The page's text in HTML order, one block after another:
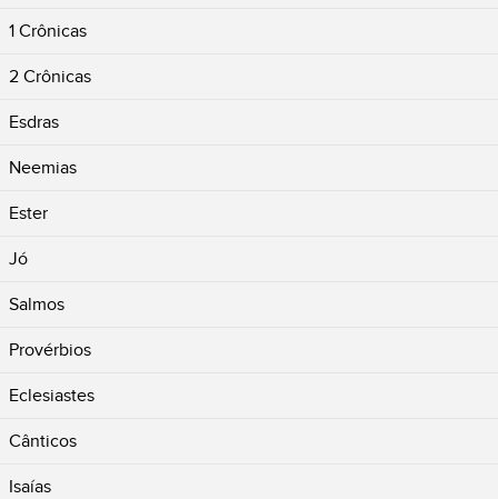
1 Crônicas
2 Crônicas
Esdras
Neemias
Ester
Jó
Salmos
Provérbios
Eclesiastes
Cânticos
Isaías